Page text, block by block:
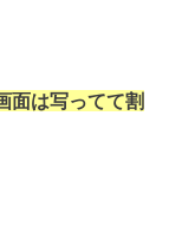
面は写ってて割